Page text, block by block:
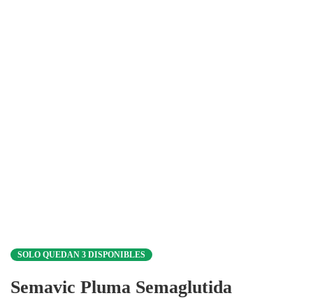
SOLO QUEDAN 3 DISPONIBLES
Semavic Pluma Semaglutida